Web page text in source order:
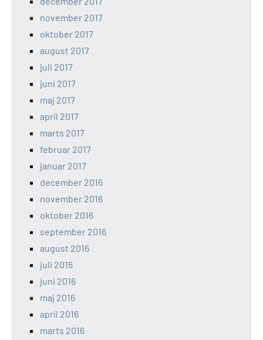
november 2017
oktober 2017
august 2017
juli 2017
juni 2017
maj 2017
april 2017
marts 2017
februar 2017
januar 2017
december 2016
november 2016
oktober 2016
september 2016
august 2016
juli 2016
juni 2016
maj 2016
april 2016
marts 2016